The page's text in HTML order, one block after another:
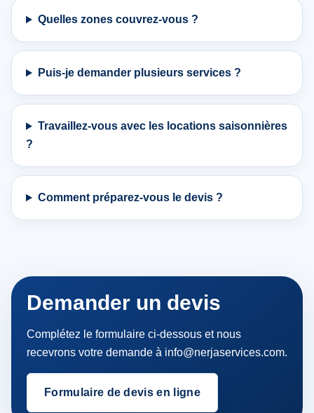
Quelles zones couvrez-vous ?
Puis-je demander plusieurs services ?
Travaillez-vous avec les locations saisonnières
?
Comment préparez-vous le devis ?
Demander un devis
Complétez le formulaire ci-dessous et nous
recevrons votre demande à info@nerjaservices.com.
Formulaire de devis en ligne